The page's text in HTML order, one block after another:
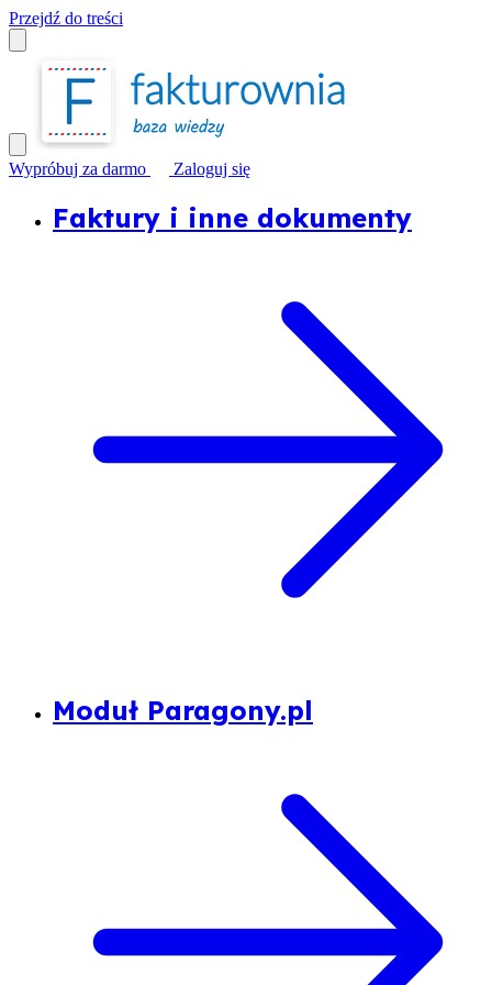
Przejdź do treści
Wypróbuj za darmo Zaloguj się
Faktury i inne dokumenty
Moduł Paragony.pl